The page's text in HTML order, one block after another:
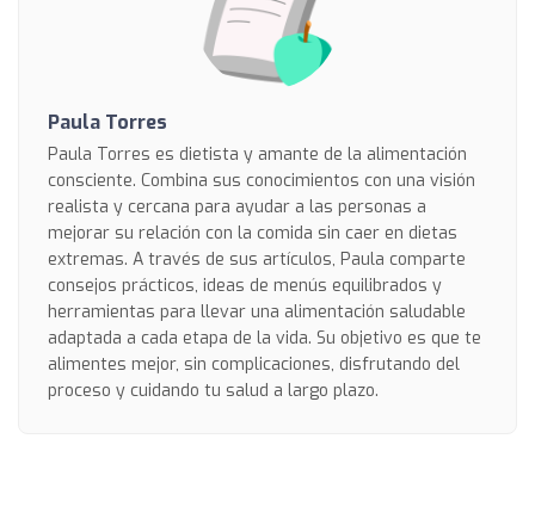
Paula Torres
Paula Torres es dietista y amante de la alimentación
consciente. Combina sus conocimientos con una visión
realista y cercana para ayudar a las personas a
mejorar su relación con la comida sin caer en dietas
extremas. A través de sus artículos, Paula comparte
consejos prácticos, ideas de menús equilibrados y
herramientas para llevar una alimentación saludable
adaptada a cada etapa de la vida. Su objetivo es que te
alimentes mejor, sin complicaciones, disfrutando del
proceso y cuidando tu salud a largo plazo.